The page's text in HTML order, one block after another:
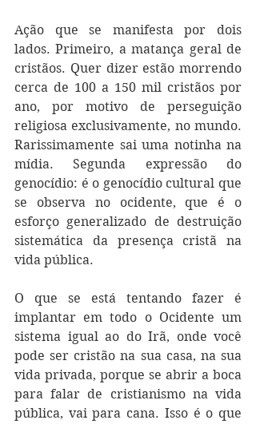
Ação que se manifesta por dois
lados. Primeiro, a matança geral de
cristãos. Quer dizer estão morrendo
cerca de 100 a 150 mil cristãos por
ano, por motivo de perseguição
religiosa exclusivamente, no mundo.
Rarissimamente sai uma notinha na
mídia. Segunda expressão do
genocídio: é o genocídio cultural que
se observa no ocidente, que é o
esforço generalizado de destruição
sistemática da presença cristã na
vida pública.
O que se está tentando fazer é
implantar em todo o Ocidente um
sistema igual ao do Irã, onde você
pode ser cristão na sua casa, na sua
vida privada, porque se abrir a boca
para falar de cristianismo na vida
pública, vai para cana. Isso é o que